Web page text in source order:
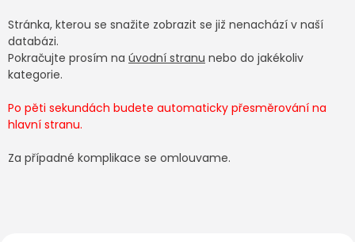
Stránka, kterou se snažite zobrazit se již nenachází v naší
databázi.
Pokračujte prosím na úvodní stranu nebo do jakékoliv
kategorie.
Po pěti sekundách budete automaticky přesměrování na
hlavní stranu.
Za případné komplikace se omlouvame.